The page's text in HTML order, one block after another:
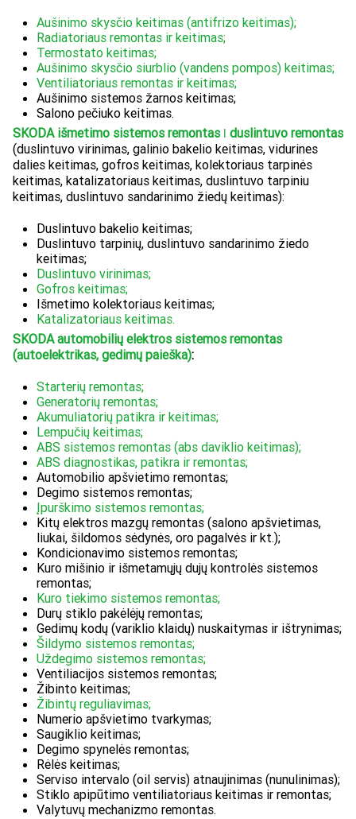
Aušinimo skysčio keitimas (antifrizo keitimas);
Radiatoriaus remontas ir keitimas;
Termostato keitimas;
Aušinimo skysčio siurblio (vandens pompos) keitimas;
Ventiliatoriaus remontas ir keitimas;
Aušinimo sistemos žarnos keitimas;
Salono pečiuko keitimas.
SKODA išmetimo sistemos remontas ǀ duslintuvo remontas
(duslintuvo virinimas, galinio bakelio keitimas, vidurines
dalies keitimas, gofros keitimas, kolektoriaus tarpinės
keitimas, katalizatoriaus keitimas, duslintuvo tarpiniu
keitimas, duslintuvo sandarinimo žiedų keitimas):
Duslintuvo bakelio keitimas;
Duslintuvo tarpinių, duslintuvo sandarinimo žiedo
keitimas;
Duslintuvo virinimas;
Gofros keitimas;
Išmetimo kolektoriaus keitimas;
Katalizatoriaus keitimas.
SKODA automobilių elektros sistemos remontas
(autoelektrikas, gedimų paieška):
Starterių remontas;
Generatorių remontas;
Akumuliatorių patikra ir keitimas;
Lempučių keitimas;
ABS sistemos remontas (abs daviklio keitimas);
ABS diagnostikas, patikra ir remontas;
Automobilio apšvietimo remontas;
Degimo sistemos remontas;
Įpurškimo sistemos remontas;
Kitų elektros mazgų remontas (salono apšvietimas,
liukai, šildomos sėdynės, oro pagalvės ir kt.);
Kondicionavimo sistemos remontas;
Kuro mišinio ir išmetamųjų dujų kontrolės sistemos
remontas;
Kuro tiekimo sistemos remontas;
Durų stiklo pakėlėjų remontas;
Gedimų kodų (variklio klaidų) nuskaitymas ir ištrynimas;
Šildymo sistemos remontas;
Uždegimo sistemos remontas;
Ventiliacijos sistemos remontas;
Žibinto keitimas;
Žibintų reguliavimas;
Numerio apšvietimo tvarkymas;
Saugiklio keitimas;
Degimo spynelės remontas;
Rėlės keitimas;
Serviso intervalo (oil servis) atnaujinimas (nunulinimas);
Stiklo apipūtimo ventiliatoriaus keitimas ir remontas;
Valytuvų mechanizmo remontas.